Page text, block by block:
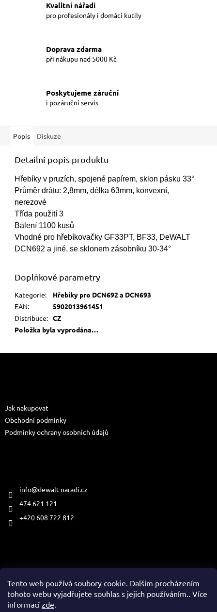
Tento web používá soubory cookie. Dalším procházením
tohoto webu vyjadřujete souhlas s jejich používáním.. Více
informací zde.
Kvalitní nářadí
pro profesionály i domácí kutily
Doprava zdarma
při nákupu nad 5000 Kč
Poskytujeme záruční
i pozáruční servis
Popis Diskuze
Detailní popis produktu
Hřebíky v pruzích, spojené papírem, sklon pásku 33°
Průměr drátu: 2,8mm, délka 63mm, konvexní,
nerezové
Třída použití 3
Balení 1100 kusů
Vhodné pro hřebíkovačky GF33PT, BF33, DeWALT
DCN692 a jiné, se sklonem zásobníku 30-34°
Doplňkové parametry
Kategorie:
Hřebíky pro DCN692 a DCN693
EAN:
5902013961451
Distribuce: CZ
Položka byla vyprodána…
Jak nakupovat
Obchodní podmínky
Podmínky ochrany osobních údajů
info@dewalt-naradi.cz
474 621 121
+420 608 722 812